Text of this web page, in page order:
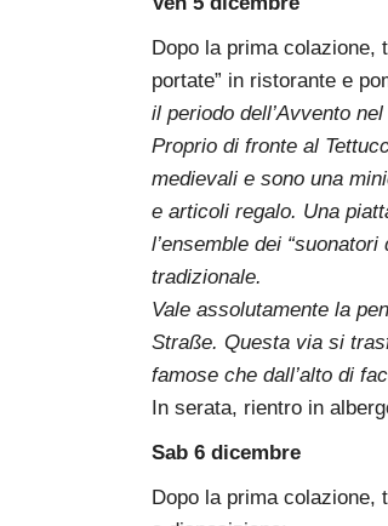
Dopo la prima colazione,
portate” in ristorante e
il periodo dell’Avvento
Proprio di fronte al
medievali e sono una
e articoli regalo. Una
l’ensemble dei
tradizionale.
Vale assolutamente la
Straße. Questa via si
famose che dall’alto di
In serata, rientro in
Sab 6 dicembre
Dopo la prima colazione,